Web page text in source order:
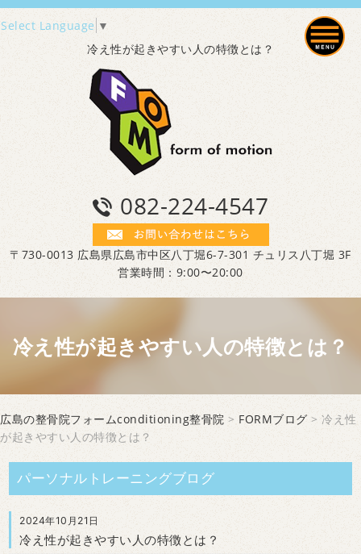
Select Language ▼
冷え性が起きやすい人の特徴とは？
082-224-4547
〒730-0013 広島県広島市中区八丁堀6-7-301 チュリス八丁堀 3F
営業時間：9:00〜20:00
冷え性が起きやすい人の特徴とは？
広島の整骨院フォームconditioning整骨院 > FORMブログ > 冷え性
が起きやすい人の特徴とは？
パーソナルトレーニングブログ
2024年10月21日
冷え性が起きやすい人の特徴とは？